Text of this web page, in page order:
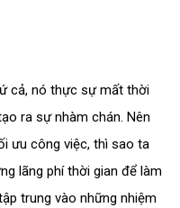
cả, nó thực sự mất thời
ra sự nhàm chán. Nên
ưu công việc, thì sao ta
lãng phí thời gian để làm
trung vào những nhiệm